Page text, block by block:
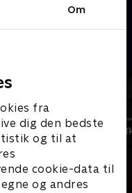
Om
fra
dig den bedste
og til at
cookie-data til
og andres